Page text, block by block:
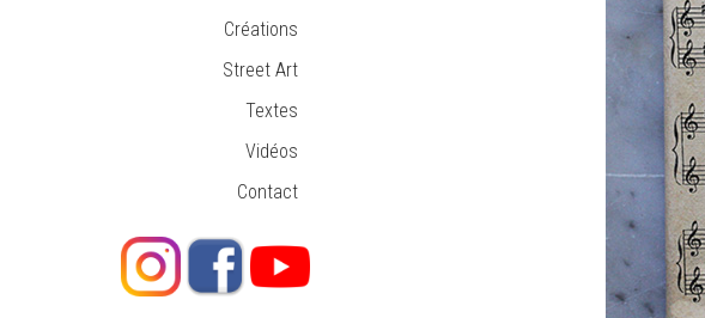
Créations
Street Art
Textes
Vidéos
Contact